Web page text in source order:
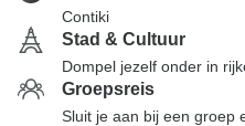
Contiki
Stad & Cultuur
Dompel jezelf onder in
Groepsreis
Sluit je aan bij een groep